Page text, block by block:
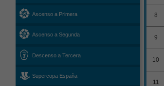
Ascenso a Primera
Ascenso a Segunda
Descenso a Tercera
Supercopa España
8
9
10
11